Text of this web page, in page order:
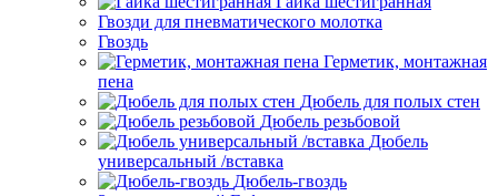
Гвозди для пневматического молотка
Гвоздь
Герметик, монтажная
пена
Дюбель для полых стен
Дюбель резьбовой
Дюбель
универсальный /вставка
Дюбель-гвоздь